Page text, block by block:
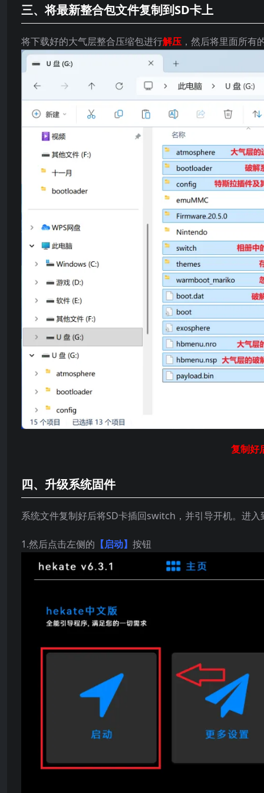
三、将最新整合包文件复制到SD卡上
将下载好的大气层整合压缩包进行解压 ，然后将里面所有
复制好
四、升级系统固件
系统文件复制好后将SD卡插回switch，并引导开机。进
1.然后点击左侧的 【启动】 按钮